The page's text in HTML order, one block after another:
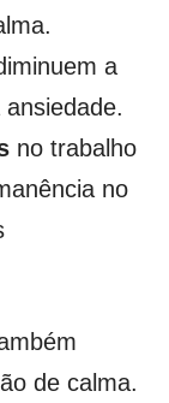
a
no trabalho
no
de calma.